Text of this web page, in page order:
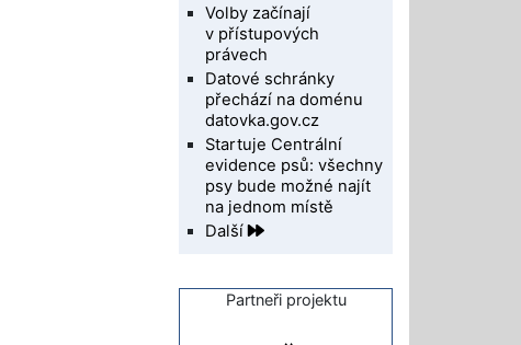
Volby začínají
v přístupových
právech
Datové schránky
přechází na doménu
datovka.gov.cz
Startuje Centrální
evidence psů: všechny
psy bude možné najít
na jednom místě
Další
Partneři projektu